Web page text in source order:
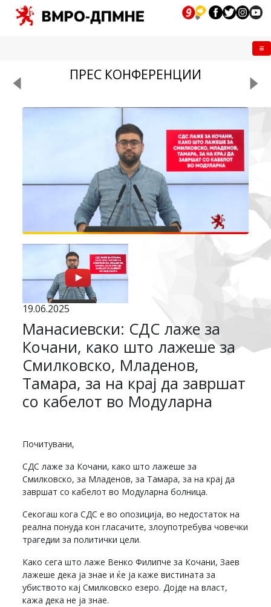
ПРЕС КОНФЕРЕНЦИИ
19.06.2025
Манасиевски: СДС лаже за
Кочани, како што лажеше за
Смилковско, Младенов,
Тамара, за на крај да завршат
со кабелот во Модуларна
Почитувани,
СДС лаже за Кочани, како што лажеше за
Смилковско, за Младенов, за Тамара, за на крај да
завршат со кабелот во Модуларна болница.
Секогаш кога СДС е во опозиција, во недостаток на
реална понуда кон гласачите, злоупотребува човечки
трагедии за политички цели.
Како сега што лаже Венко Филипче за Кочани, Заев
лажеше дека ја знае и ќе ја каже вистината за
убиството кај Смилковско езеро. Дојде на власт,
кажа дека не ја знае.